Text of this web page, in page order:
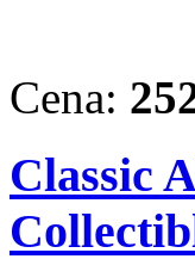
Cena:
Classic